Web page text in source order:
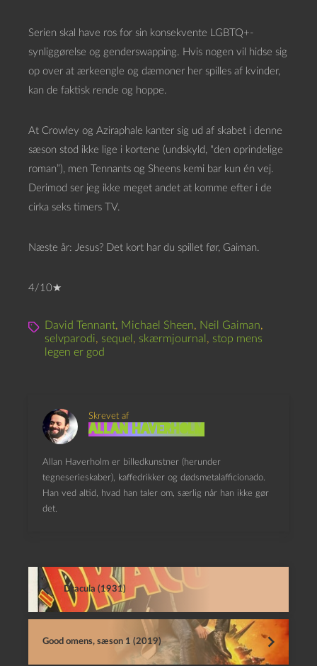
Serien skal have ros for sin konsekvente LGBTQ+-
synliggørelse og genderswapping. Hvis nogen vil hidse sig
op over at ærkeengle og dæmoner her spilles af kvinder,
kan de faktisk rende og hoppe.
At Crowley og Aziraphale kanter sig ud af skabet i denne
sæson stod ikke lige i kortene (undskyld, “den oprindelige
roman”), men Tennants og Sheens kemi bar kun én vej.
Derimod ser jeg ikke meget andet at komme efter i de
cirka seks timers TV.
Næste år: Jesus? Det kort har du spillet før, Gaiman.
4/10★
David Tennant, Michael Sheen, Neil Gaiman,
selvparodi, sequel , skærmjournal , stop mens
legen er god
Skrevet af
Allan Haverholm
Allan Haverholm er billedkunstner (herunder
tegneserieskaber), kaffedrikker og dødsmetalafficionado.
Han ved altid, hvad han taler om, særlig når han ikke gør
det.
Dracula (1931)
Good omens, sæson 1 (2019)